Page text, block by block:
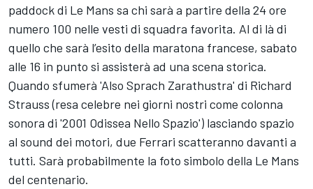
paddock di Le Mans sa chi sarà a partire della 24 ore
numero 100 nelle vesti di squadra favorita. Al di là di
quello che sarà l’esito della maratona francese, sabato
alle 16 in punto si assisterà ad una scena storica.
Quando sfumerà 'Also Sprach Zarathustra' di Richard
Strauss (resa celebre nei giorni nostri come colonna
sonora di '2001 Odissea Nello Spazio') lasciando spazio
al sound dei motori, due Ferrari scatteranno davanti a
tutti. Sarà probabilmente la foto simbolo della Le Mans
del centenario.